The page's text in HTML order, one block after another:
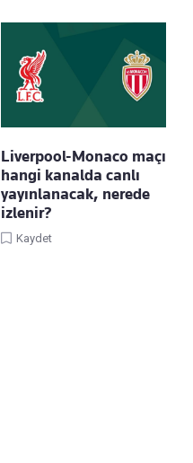
Liverpool-Monaco maçı
hangi kanalda canlı
yayınlanacak, nerede
izlenir?
Kaydet